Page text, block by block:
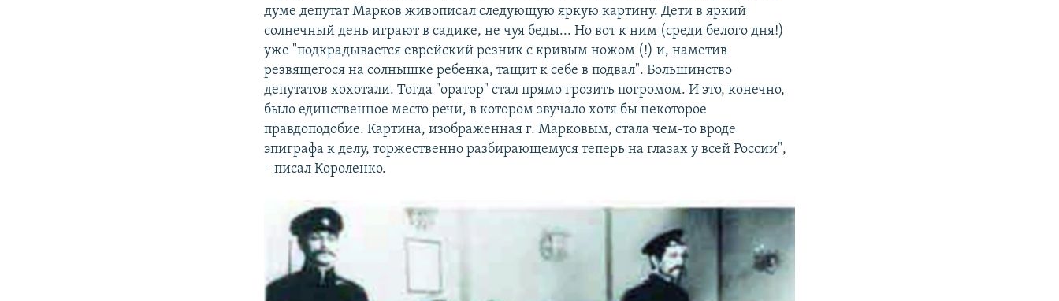
думе депутат Марков живописал следующую яркую картину. Дети в яркий
солнечный день играют в садике, не чуя беды... Но вот к ним (среди белого дня!)
уже "подкрадывается еврейский резник с кривым ножом (!) и, наметив
резвящегося на солнышке ребенка, тащит к себе в подвал". Большинство
депутатов хохотали. Тогда "оратор" стал прямо грозить погромом. И это, конечно,
было единственное место речи, в котором звучало хотя бы некоторое
правдоподобие. Картина, изображенная г. Марковым, стала чем-то вроде
эпиграфа к делу, торжественно разбирающемуся теперь на глазах у всей России",
– писал Короленко.